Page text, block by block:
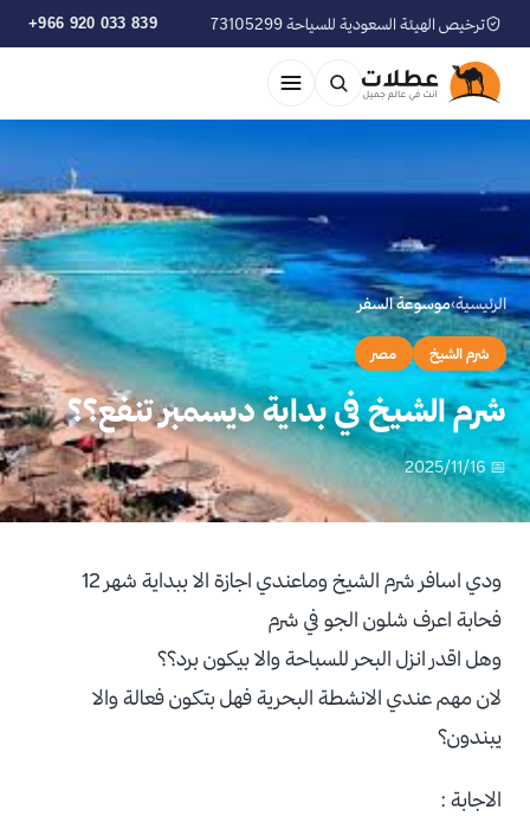
ترخيص الهيئة السعودية للسياحة 73105299 +966 920 033 839
الرئيسية›موسوعة السفر
شرم الشيخ مصر
شرم الشيخ في بداية ديسمبر تنفع؟؟
📅 2025/11/16
ودي اسافر شرم الشيخ وماعندي اجازة الا ببداية شهر 12
فحابة اعرف شلون الجو في شرم
وهل اقدر انزل البحر للسباحة والا بيكون برد؟؟
لان مهم عندي الانشطة البحرية فهل بتكون فعالة والا
يبندون؟
الاجابة :